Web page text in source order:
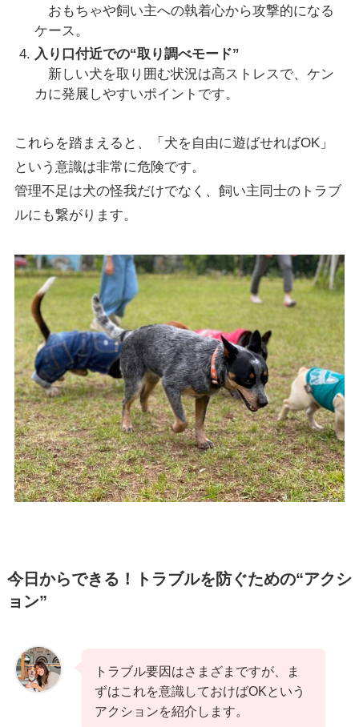
おもちゃや飼い主への執着心から攻撃的になる
ケース。
入り口付近での“取り調べモード”
新しい犬を取り囲む状況は高ストレスで、ケン
カに発展しやすいポイントです。
これらを踏まえると、「犬を自由に遊ばせればOK」
という意識は非常に危険です。
管理不足は犬の怪我だけでなく、飼い主同士のトラブ
ルにも繋がります。
今日からできる！トラブルを防ぐための“アクシ
ョン”
トラブル要因はさまざまですが、ま
ずはこれを意識しておけばOKという
アクションを紹介します。